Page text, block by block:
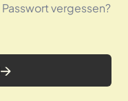
Passwort vergessen?